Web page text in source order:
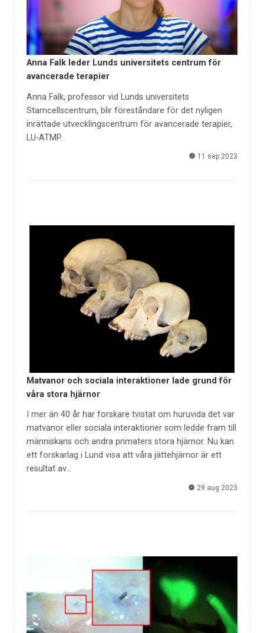
Anna Falk leder Lunds universitets centrum för
avancerade terapier
Anna Falk, professor vid Lunds universitets
Stamcellscentrum, blir föreståndare för det nyligen
inrättade utvecklingscentrum för avancerade terapier,
LU-ATMP.
11 sep 2023
Matvanor och sociala interaktioner lade grund för
våra stora hjärnor
I mer än 40 år har forskare tvistat om huruvida det var
matvanor eller sociala interaktioner som ledde fram till
människans och andra primaters stora hjärnor. Nu kan
ett forskarlag i Lund visa att våra jättehjärnor är ett
resultat av…
29 aug 2023